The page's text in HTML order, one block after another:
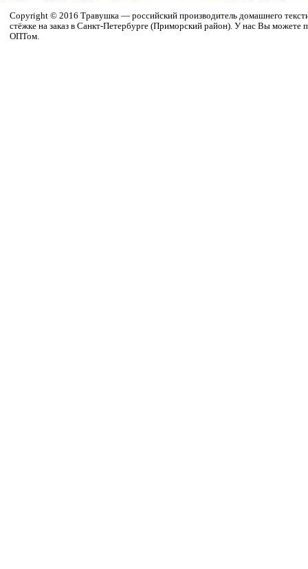
Copyright © 2016 Травушка — российский производитель домашнего
стёжке на заказ в Санкт-Петербурге (Приморский район). У нас Вы можете
ОПТом.